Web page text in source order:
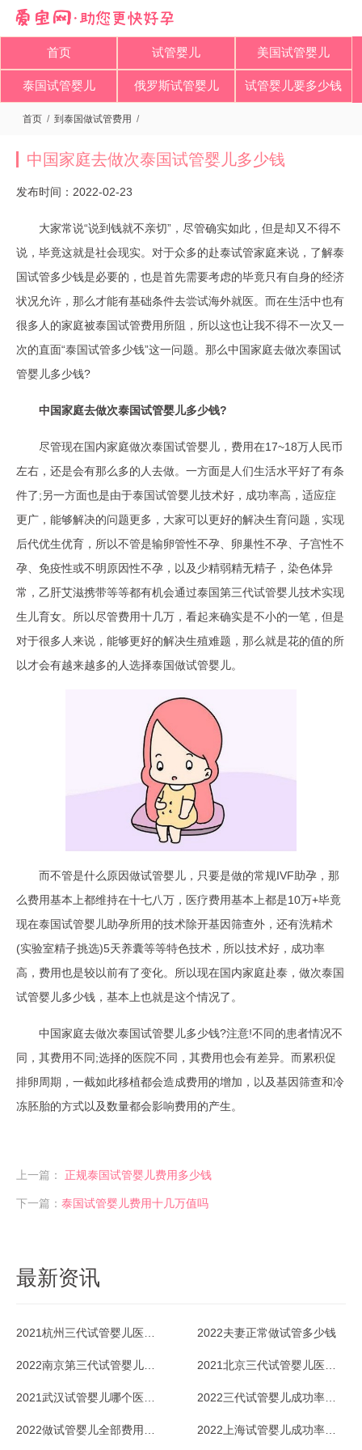
首页 试管婴儿 美国试管婴儿
泰国试管婴儿 俄罗斯试管婴儿 试管婴儿要多少钱
首页 / 到泰国做试管费用 /
中国家庭去做次泰国试管婴儿多少钱
发布时间：2022-02-23
大家常说“说到钱就不亲切”，尽管确实如此，但是却又不得不
说，毕竟这就是社会现实。对于众多的赴泰试管家庭来说，了解泰
国试管多少钱是必要的，也是首先需要考虑的毕竟只有自身的经济
状况允许，那么才能有基础条件去尝试海外就医。而在生活中也有
很多人的家庭被泰国试管费用所阻，所以这也让我不得不一次又一
次的直面“泰国试管多少钱”这一问题。那么中国家庭去做次泰国试
管婴儿多少钱?
中国家庭去做次泰国试管婴儿多少钱?
尽管现在国内家庭做次泰国试管婴儿，费用在17~18万人民币
左右，还是会有那么多的人去做。一方面是人们生活水平好了有条
件了;另一方面也是由于泰国试管婴儿技术好，成功率高，适应症
更广，能够解决的问题更多，大家可以更好的解决生育问题，实现
后代优生优育，所以不管是输卵管性不孕、卵巢性不孕、子宫性不
孕、免疫性或不明原因性不孕，以及少精弱精无精子，染色体异
常，乙肝艾滋携带等等都有机会通过泰国第三代试管婴儿技术实现
生儿育女。所以尽管费用十几万，看起来确实是不小的一笔，但是
对于很多人来说，能够更好的解决生殖难题，那么就是花的值的所
以才会有越来越多的人选择泰国做试管婴儿。
而不管是什么原因做试管婴儿，只要是做的常规IVF助孕，那
么费用基本上都维持在十七八万，医疗费用基本上都是10万+毕竟
现在泰国试管婴儿助孕所用的技术除开基因筛查外，还有洗精术
(实验室精子挑选)5天养囊等等特色技术，所以技术好，成功率
高，费用也是较以前有了变化。所以现在国内家庭赴泰，做次泰国
试管婴儿多少钱，基本上也就是这个情况了。
中国家庭去做次泰国试管婴儿多少钱?注意!不同的患者情况不
同，其费用不同;选择的医院不同，其费用也会有差异。而累积促
排卵周期，一截如此移植都会造成费用的增加，以及基因筛查和冷
冻胚胎的方式以及数量都会影响费用的产生。
上一篇： 正规泰国试管婴儿费用多少钱
下一篇： 泰国试管婴儿费用十几万值吗
最新资讯
2022夫妻正常做试管多少钱